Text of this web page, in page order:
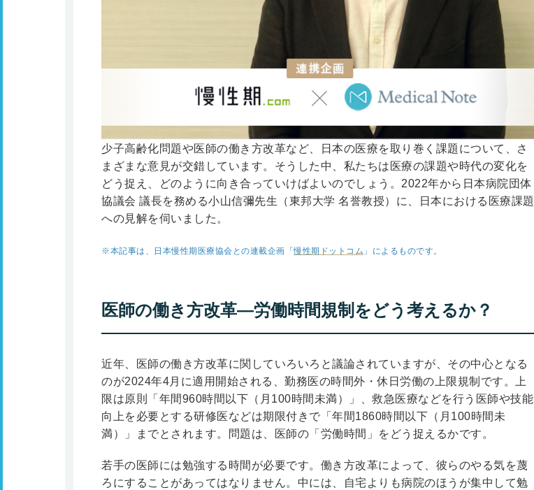
少子高齢化問題や医師の働き方改革など、日本の医療を取り巻く課題について、さ
まざまな意見が交錯しています。そうした中、私たちは医療の課題や時代の変化を
どう捉え、どのように向き合っていけばよいのでしょう。2022年から日本病院団体
協議会 議長を務める小山信彌先生（東邦大学 名誉教授）に、日本における医療課題
への見解を伺いました。
※本記事は、日本慢性期医療協会との連載企画「慢性期ドットコム 」によるものです。
医師の働き方改革―労働時間規制をどう考えるか？
近年、医師の働き方改革に関していろいろと議論されていますが、その中心となる
のが2024年4月に適用開始される、勤務医の時間外・休日労働の上限規制です。上
限は原則「年間960時間以下（月100時間未満）」、救急医療などを行う医師や技能
向上を必要とする研修医などは期限付きで「年間1860時間以下（月100時間未
満）」までとされます。問題は、医師の「労働時間」をどう捉えるかです。
若手の医師には勉強する時間が必要です。働き方改革によって、彼らのやる気を蔑
ろにすることがあってはなりません。中には、自宅よりも病院のほうが集中して勉